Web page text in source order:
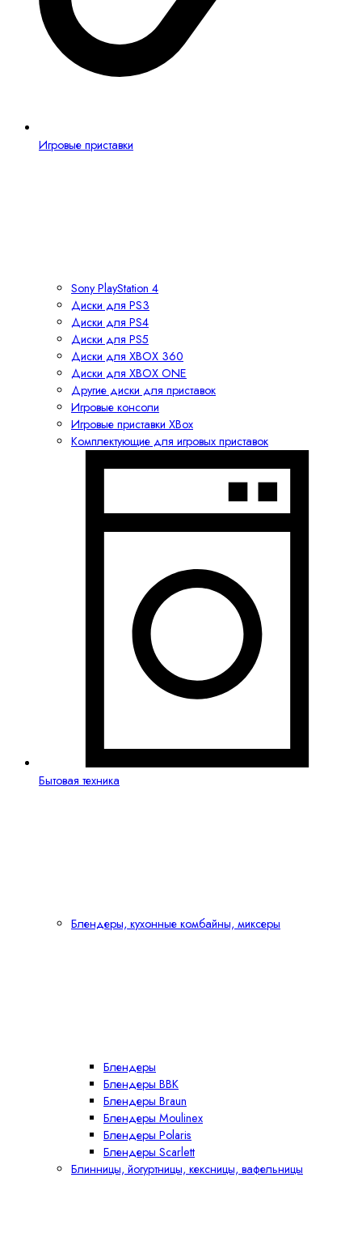
Игровые приставки
Sony PlayStation 4
Диски для PS3
Диски для PS4
Диски для PS5
Диски для XBOX 360
Диски для XBOX ONE
Другие диски для приставок
Игровые консоли
Игровые приставки XBox
Комплектующие для игровых приставок
Бытовая техника
Блендеры, кухонные комбайны, миксеры
Блендеры
Блендеры BBK
Блендеры Braun
Блендеры Moulinex
Блендеры Polaris
Блендеры Scarlett
Блинницы, йогуртницы, кексницы, вафельницы